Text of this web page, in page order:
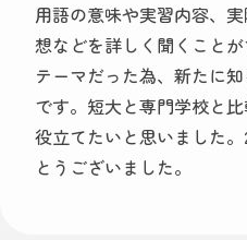
用語の意味や実習内容、
想などを詳しく聞くこと
テーマだった為、新たに
です。短大と専門学校と
役立てたいと思いました
とうございました。